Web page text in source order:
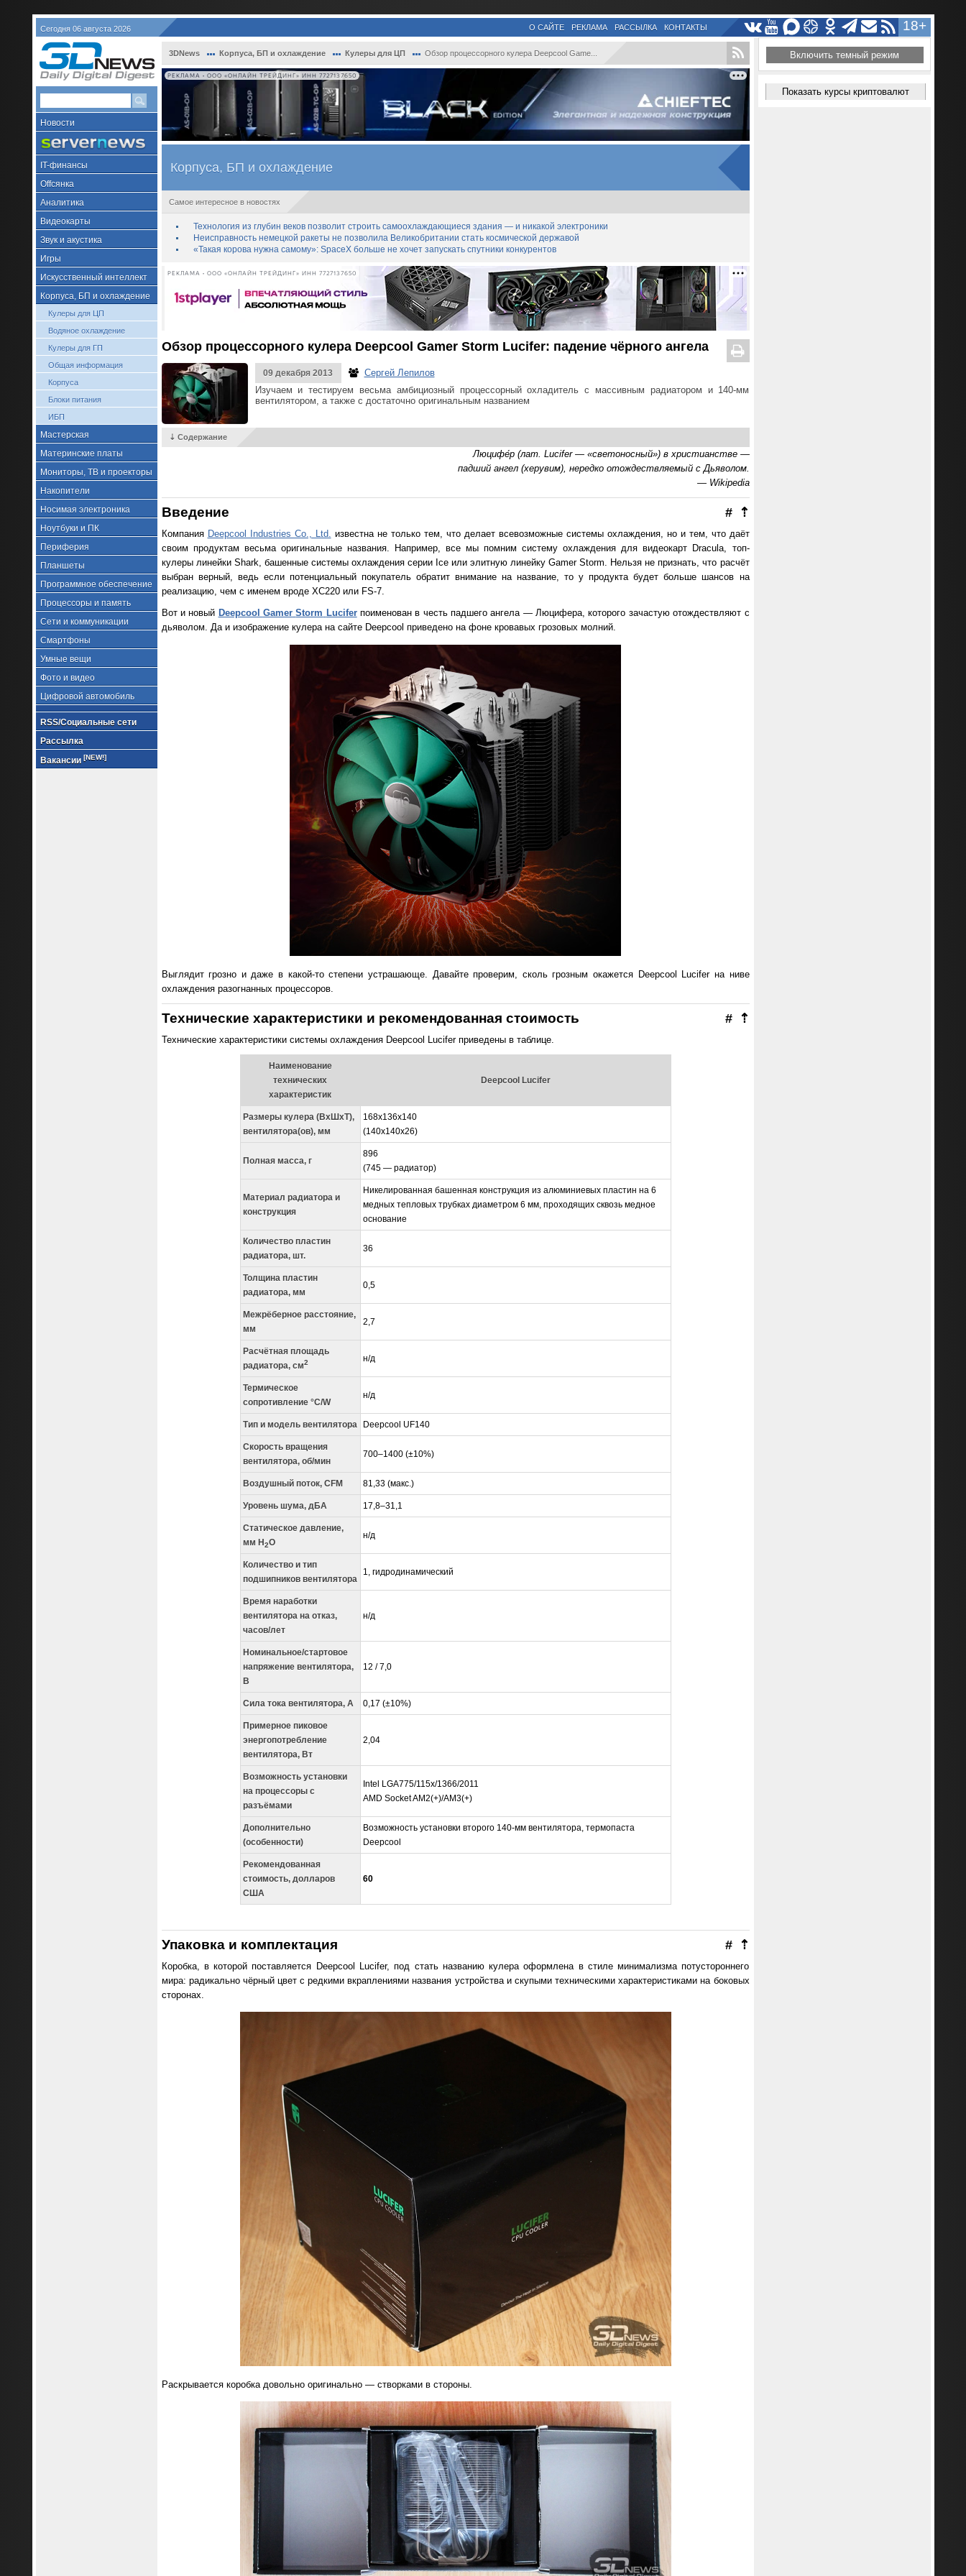
Сегодня 06 августа 2026 18+
О САЙТЕ РЕКЛАМА РАССЫЛКА КОНТАКТЫ
Новости
IT-финансы
Offсянка
Аналитика
Видеокарты
Звук и акустика
Игры
Искусственный интеллект
Корпуса, БП и охлаждение
Кулеры для ЦП
Водяное охлаждение
Кулеры для ГП
Общая информация
Корпуса
Блоки питания
ИБП
Мастерская
Материнские платы
Мониторы, ТВ и проекторы
Накопители
Носимая электроника
Ноутбуки и ПК
Периферия
Планшеты
Программное обеспечение
Процессоры и память
Сети и коммуникации
Смартфоны
Умные вещи
Фото и видео
Цифровой автомобиль
RSS/Социальные сети
Рассылка
Вакансии [NEW!]
3DNews Корпуса, БП и охлаждение Кулеры для ЦП Обзор процессорного кулера Deepcool Game...
РЕКЛАМА • ООО «ОНЛАЙН ТРЕЙДИНГ» ИНН 7727137650
Корпуса, БП и охлаждение
Самое интересное в новостях
Технология из глубин веков позволит строить самоохлаждающиеся здания — и никакой электроники
Неисправность немецкой ракеты не позволила Великобритании стать космической державой
«Такая корова нужна самому»: SpaceX больше не хочет запускать спутники конкурентов
РЕКЛАМА • ООО «ОНЛАЙН ТРЕЙДИНГ» ИНН 7727137650
Обзор процессорного кулера Deepcool Gamer Storm Lucifer: падение чёрного ангела
09 декабря 2013
Сергей Лепилов
Изучаем и тестируем весьма амбициозный процессорный охладитель с массивным радиатором и 140-мм
вентилятором, а также с достаточно оригинальным названием
⇣ Содержание
Люцифе́р (лат. Lucifer — «светоносный») в христианстве —
падший ангел (херувим), нередко отождествляемый с Дьяволом.
— Wikipedia
⇡
#
Введение
Компания Deepcool Industries Co., Ltd. известна не только тем, что делает всевозможные системы охлаждения, но и тем, что даёт
своим продуктам весьма оригинальные названия. Например, все мы помним систему охлаждения для видеокарт Dracula, топ-
кулеры линейки Shark, башенные системы охлаждения серии Ice или элитную линейку Gamer Storm. Нельзя не признать, что расчёт
выбран верный, ведь если потенциальный покупатель обратит внимание на название, то у продукта будет больше шансов на
реализацию, чем с именем вроде XC220 или FS-7.
Вот и новый Deepcool Gamer Storm Luciferпоименован в честь падшего ангела — Люцифера, которого зачастую отождествляют с
дьяволом. Да и изображение кулера на сайте Deepcool приведено на фоне кровавых грозовых молний.
Выглядит грозно и даже в какой-то степени устрашающе. Давайте проверим, сколь грозным окажется Deepcool Lucifer на ниве
охлаждения разогнанных процессоров.
⇡
#
Технические характеристики и рекомендованная стоимость
Технические характеристики системы охлаждения Deepcool Lucifer приведены в таблице.
Наименование
технических
характеристик
Deepcool Lucifer
Размеры кулера (ВхШхТ),
вентилятора(ов), мм
168х136х140
(140х140х26)
Полная масса, г
896
(745 — радиатор)
Материал радиатора и
конструкция
Никелированная башенная конструкция из алюминиевых пластин на 6
медных тепловых трубках диаметром 6 мм, проходящих сквозь медное
основание
Количество пластин
радиатора, шт.
36
Толщина пластин
радиатора, мм
0,5
Межрёберное расстояние,
мм
2,7
Расчётная площадь
радиатора, см2 н/д
Термическое
сопротивление °С/W
н/д
Тип и модель вентилятора Deepcool UF140
Скорость вращения
вентилятора, об/мин
700–1400 (±10%)
Воздушный поток, CFM 81,33 (макс.)
Уровень шума, дБА 17,8–31,1
Статическое давление,
мм H2O
н/д
Количество и тип
подшипников вентилятора
1, гидродинамический
Время наработки
вентилятора на отказ,
часов/лет
н/д
Номинальное/стартовое
напряжение вентилятора,
В
12 / 7,0
Сила тока вентилятора, А 0,17 (±10%)
Примерное пиковое
энергопотребление
вентилятора, Вт
2,04
Возможность установки
на процессоры с
разъёмами
Intel LGA775/115x/1366/2011
AMD Socket AM2(+)/AM3(+)
Дополнительно
(особенности)
Возможность установки второго 140-мм вентилятора, термопаста
Deepcool
Рекомендованная
стоимость, долларов
США
60
⇡
#
Упаковка и комплектация
Коробка, в которой поставляется Deepcool Lucifer, под стать названию кулера оформлена в стиле минимализма потустороннего
мира: радикально чёрный цвет с редкими вкраплениями названия устройства и скупыми техническими характеристиками на боковых
сторонах.
Раскрывается коробка довольно оригинально — створками в стороны.
Включить темный режим
Показать курсы криптовалют